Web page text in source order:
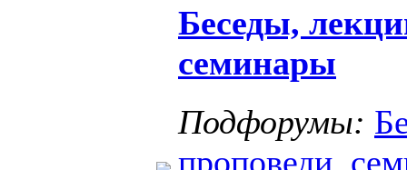
Беседы,
семинары
Подфорумы:
проповеди,